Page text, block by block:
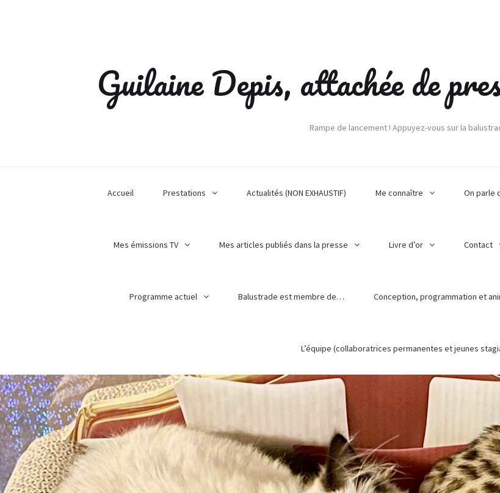
Guilaine Depis, attachée de
Rampe de lancement ! Appuyez-vous sur la
Accueil Prestations Actualités (NON EXHAUSTIF) Me connaître On parle
Mes émissions TV Mes articles publiés dans la presse Livre d’or Contact
Programme actuel Balustrade est membre de… Conception, programmation et
L’équipe (collaboratrices permanentes et jeunes